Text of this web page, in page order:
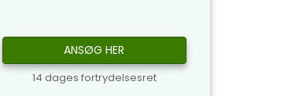
ANSØG HER
14 dages fortrydelsesret